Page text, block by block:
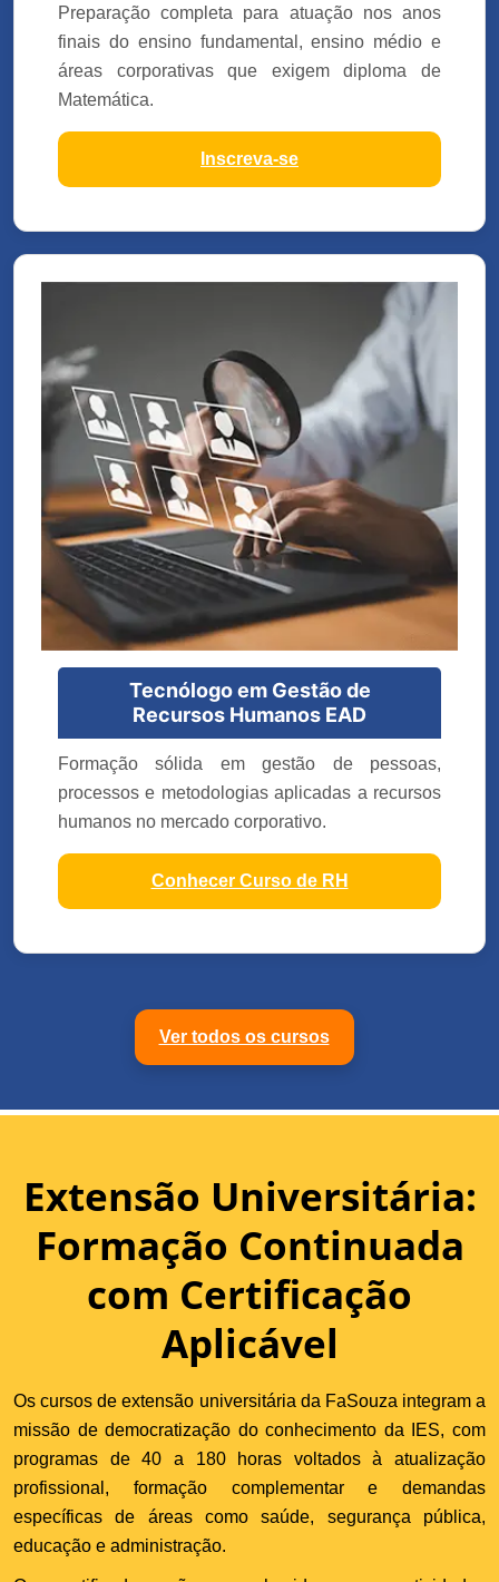
Preparação completa para atuação nos anos
finais do ensino fundamental, ensino médio e
áreas corporativas que exigem diploma de
Matemática.
Inscreva-se
Tecnólogo em Gestão de
Recursos Humanos EAD
Formação sólida em gestão de pessoas,
processos e metodologias aplicadas a recursos
humanos no mercado corporativo.
Conhecer Curso de RH
Ver todos os cursos
Extensão Universitária:
Formação Continuada
com Certificação
Aplicável
Os cursos de extensão universitária da FaSouza integram a
missão de democratização do conhecimento da IES, com
programas de 40 a 180 horas voltados à atualização
profissional, formação complementar e demandas
específicas de áreas como saúde, segurança pública,
educação e administração.